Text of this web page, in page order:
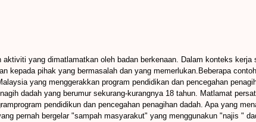
yang dimatlamatkan oleh badan berkenaan. Dalam konteks
kepada pihak yang bermasalah dan yang memerlukan.Beberapa
yang menggerakkan program pendidikan dan pencegahan
dadah yang berumur sekurang-kurangnya 18 tahun. Matlamat
pendidikun dan pencegahan penagihan dadah. Apa yang
pernah bergelar "sampah masyarakut" yang menggunakun "najis "